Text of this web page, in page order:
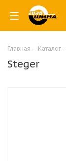
Главная - Каталог -
Steger